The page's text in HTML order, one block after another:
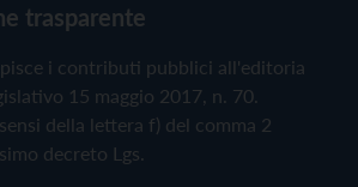
trasparente
i contributi pubblici all'editoria
15 maggio 2017, n. 70.
della lettera f) del comma 2
decreto Lgs.